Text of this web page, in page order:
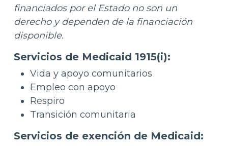
financiados por el Estado no son un
derecho y dependen de la financiación
disponible.
Servicios de Medicaid 1915(i):
Vida y apoyo comunitarios
Empleo con apoyo
Respiro
Transición comunitaria
Servicios de exención de Medicaid: